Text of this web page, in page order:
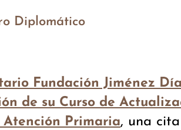
Diplomático
Fundación Jiménez
de su Curso de
Primaria, una